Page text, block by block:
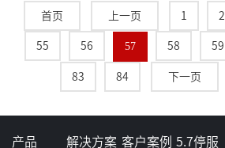
首页 上一页 1 2
55 56 57 58 59
83 84 下一页
产品 解决方案 客户案例 5.7停服